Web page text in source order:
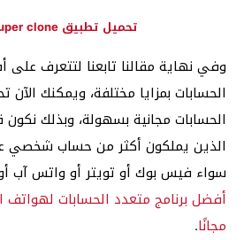
تحميل تطبيق super clone للأندرويد
وفي نهاية مقالنا تابعنا لتتعرف على
الحسابات بمزايا مختلفة، ويمكنك
الحسابات مجانية بسهولة، وبذلك
الذين يملكون أكثر من حساب شخصي
سواء فيس بوك أو تويتر أو واتس آب أو
أفضل برنامج متعدد الحسابات لهواتف
مجانًا.